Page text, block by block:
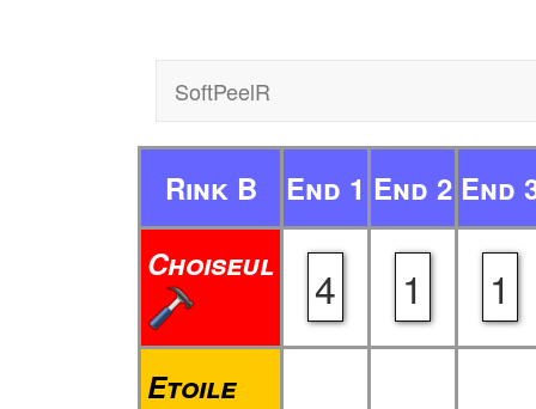
SoftPeelR
Rink B End 1 End 2 End
Choiseul
4 1 1
Etoile